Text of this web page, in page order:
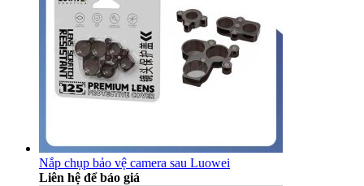
Nắp chụp bảo vệ camera sau Luowei
Liên hệ để báo giá